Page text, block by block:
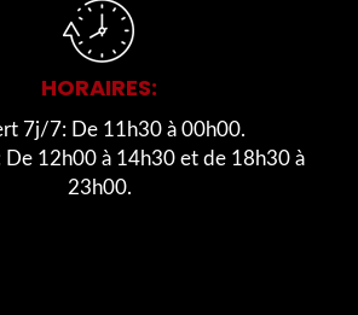
HORAIRES:
7j/7: De 11h30 à 00h00.
De 12h00 à 14h30 et de 18h30 à
23h00.